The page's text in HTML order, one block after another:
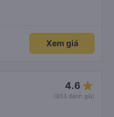
Xem giá
4.6 star_rate
(653 đánh giá)